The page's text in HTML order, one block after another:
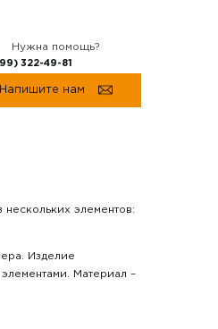
Нужна помощь?
322-49-81
Напишите нам
элементов:
Изделие
Материал –